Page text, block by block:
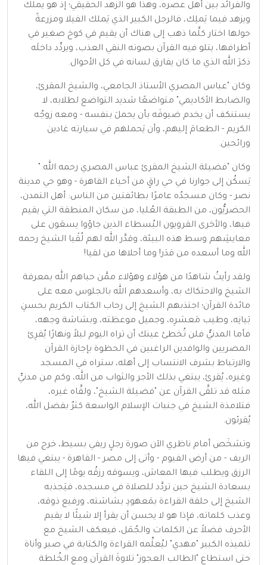
والفرائد بين أهل عصره، وهذا هو الزهد الحقيقي؛ إذ هو يملك
ويزهد فيما يَملِك، فالرجل الكبير الذي يَملك الفيلا ومزرعةً
حولها اختار كلَّما ذهب إلى هناك أن يقيم في كوخ صغير في
أطرافها، يتلو فيه القرآن بصوته النقي العذب، ويردِّد داخلَه
ذكرَ الله الذي ما كان يفارق لسانه في كل الأحوال.
وكان "عباس المصري الأستاذ الجامعي، والشيخ المقرئ،
والضابط الأكاديمي" متواضعًا شديد التواضع لطلابه، لا
يستنكف أن يخدم ضيوفَه بأن يحملَ بنفسه - ومعه زوجُه
الكريم - الطعامَ إليهم، وأن يَحملهم في سيارته غادين
ورائحين.
وكان "فضيلة الشيخ المقرئ عباس المصري رحمه الله "
يَسكُن إلى جوارنا في حي راقٍ من أحياء القاهرة - وهو حي مدينة
نصر - وكان مسجدُه عامرًا بطائفتين من الناس: أهل التمدن،
الحضريُّون، من الطبقة العُليا، من سكان المنطقة التي يقيم
فيها، والأخرى القرويون البُسطاء الذين جاؤوا يسعَون على
معايشِهم وسط هذه البيئة، وقدَّر الله لهم لُقْيا الشيخ رحمه
الله وما أسعده من قدَر! وما أحلاها من لقيا!
ولقد رأيتُ شاهدًا من هؤلاء وهؤلاء ممَّن حباهم الله بمعرفة
الشيخ والاحتكاك به، وأسعدهم الله بالجلوس معه على
مائدة القرآن؛ اجتذبهم الشيخ إلى رحاب الكتاب الكريم بحسنِ
بَيانِه، وطيب مَعشرِه، وجميل موعظته، وبشاشة وجهه،
فأما المدنيُّ فلن تُخطئ عينك أن تراه اليوم ليلاً ونهارًا يُقرِئ
المصريين والوافدين الراغبين في الحظوة بإجازة القرآن
والارتباط بشرف الانتساب إلى أهله، ستراه في المسجد
وغيره، يُقرئ، يبتغي بذلك الأجر والثواب من الله، وكم من مدنيٍّ
مثله قد تلقَّى القرآن عن "فضيلة الشيخ"، ولقَّاه غيره،
فتلامذة الشيخ في جنبات الإسلام الواسعة كثرٌ بفضل الله،
يُقرئون.
وتشخَص أمام ناظري الآن صورة رجلٍ ريفي بسيط، خرج من
الريف - من أرض الفيوم - وأتى إلى مصر - القاهرة - يبتغي فيها
الرزق ويطلب فيها المعاش، ويسوقه رزقُه يومًا إلى اللقاء
بسعادة الشيخ حين تردَّد للصلاة في مسجده، فيَجذبه
الشيخ إلى حلقة القراءة بمَعهودِ بشاشته، ورفيع ذوقه،
وعذب كلماته، فإذا هو لا يحسن أن يقرأ إلا شيئًا لا يقيم
الأحرف فضلاً عن الكلمات والجُمَل، فيعكف الشيخ مع
تلميذه الكبير "مهدي" ليُعلِّمه القراءة والكتابة في صبر وأناة
حتى استطاع "الطالب العجوز" تلاوةَ القرآن ومع الخُلطة